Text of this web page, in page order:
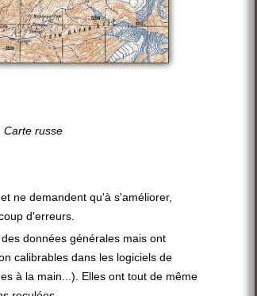
russe
ne demandent qu'à s'améliorer,
d'erreurs.
données générales mais ont
calibrables dans les logiciels de
à la main...). Elles ont tout de même